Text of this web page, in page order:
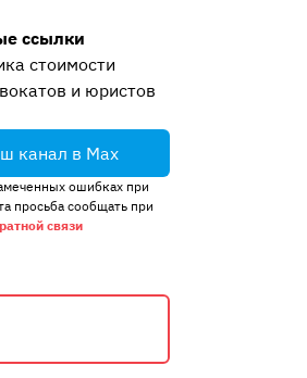
ссылки
стоимости
и юристов
канал в Max
ошибках при
просьба сообщать при
связи